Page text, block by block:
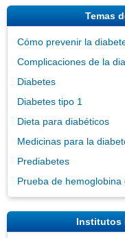
Temas
Cómo prevenir la
Complicaciones de la
Diabetes
Diabetes tipo 1
Dieta para diabéticos
Medicinas para la
Prediabetes
Prueba de hemoglobina
Institutos